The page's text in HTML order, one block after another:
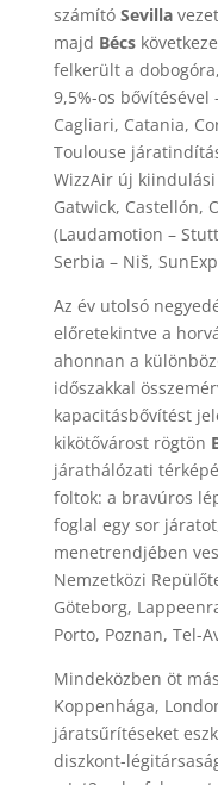
számító Sevilla
majd Bécs
felkerült a
9,5%-os
Cagliari, Catania,
Toulouse
WizzAir új
Gatwick, Castellón,
(Laudamotion –
Serbia – Niš,
Az év utolsó
előretekintve a
ahonnan a
időszakkal
kapacitásbővítést
kikötővárost rögtön
járathálózati
foltok: a bravúros
foglal egy sor
menetrendjében
Nemzetközi
Göteborg,
Porto, Poznan, Tel-
Mindeközben öt
Koppenhága,
járatsűrítéseket
diszkont-